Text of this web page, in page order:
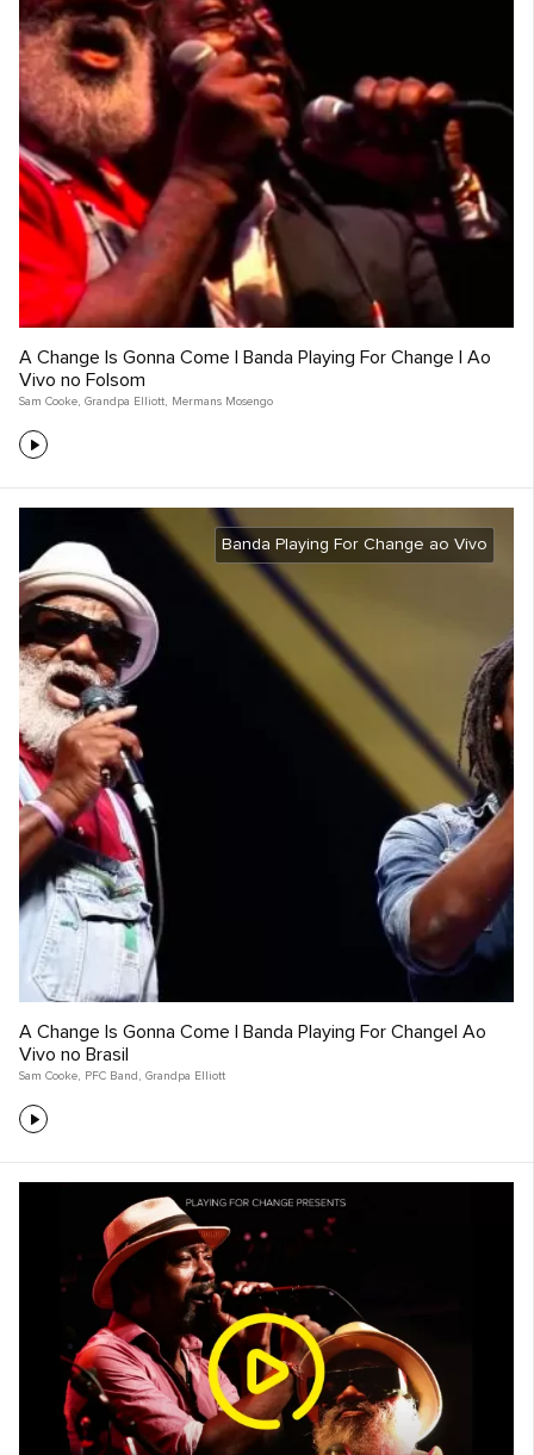
A Change Is Gonna Come | Banda Playing For Change | Ao
Vivo no Folsom
Sam Cooke, Grandpa Elliott, Mermans Mosengo
Banda Playing For Change ao Vivo
A Change Is Gonna Come | Banda Playing For Change| Ao
Vivo no Brasil
Sam Cooke, PFC Band , Grandpa Elliott